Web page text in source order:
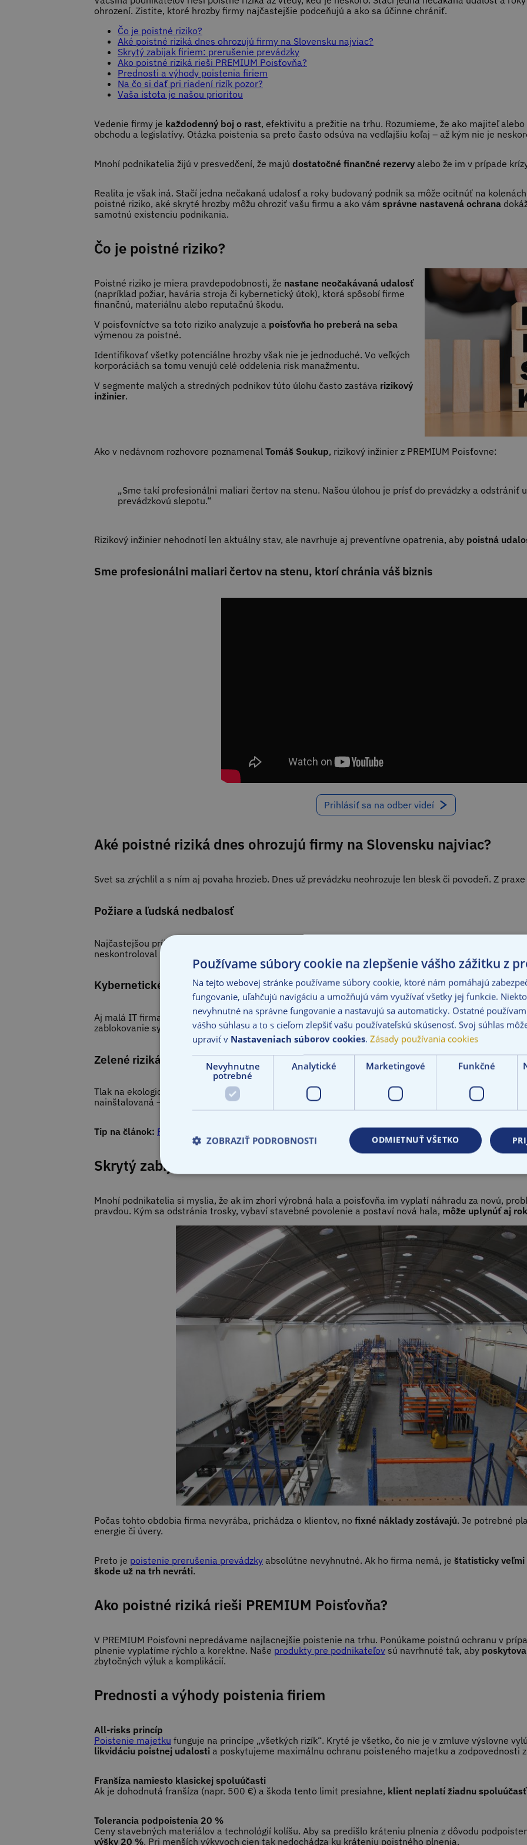
ohrození. Zistite, ktoré hrozby firmy najčastejšie podceňujú a ako sa účinne chrániť.
Čo je poistné riziko?
Aké poistné riziká dnes ohrozujú firmy na Slovensku najviac?
Skrytý zabijak firiem: prerušenie prevádzky
Ako poistné riziká rieši PREMIUM Poisťovňa?
Prednosti a výhody poistenia firiem
Na čo si dať pri riadení rizík pozor?
Vaša istota je našou prioritou
Vedenie firmy je každodenný boj o rast, efektivitu a prežitie na trhu. Rozumieme, že ako majiteľ
obchodu a legislatívy. Otázka poistenia sa preto často odsúva na vedľajšiu koľaj – až kým nie je
Mnohí podnikatelia žijú v presvedčení, že majú dostatočné finančné rezervy alebo že im v prípade
Realita je však iná. Stačí jedna nečakaná udalosť a roky budovaný podnik sa môže ocitnúť na
poistné riziko, aké skryté hrozby môžu ohroziť vašu firmu a ako vám správne nastavená ochrana
samotnú existenciu podnikania.
Čo je poistné riziko?
Poistné riziko je miera pravdepodobnosti, že nastane neočakávaná udalosť
(napríklad požiar, havária stroja či kybernetický útok), ktorá spôsobí firme
finančnú, materiálnu alebo reputačnú škodu.
V poisťovníctve sa toto riziko analyzuje a poisťovňa ho preberá na seba
výmenou za poistné.
Identifikovať všetky potenciálne hrozby však nie je jednoduché. Vo veľkých
korporáciách sa tomu venujú celé oddelenia risk manažmentu.
V segmente malých a stredných podnikov túto úlohu často zastáva rizikový
inžinier.
Ako v nedávnom rozhovore poznamenal Tomáš Soukup, rizikový inžinier z PREMIUM Poisťovne:
„Sme takí profesionálni maliari čertov na stenu. Našou úlohou je prísť do prevádzky a odstrániť
prevádzkovú slepotu.“
Rizikový inžinier nehodnotí len aktuálny stav, ale navrhuje aj preventívne opatrenia, aby poistná
Sme profesionálni maliari čertov na stenu, ktorí chránia váš biznis
Prihlásiť sa na odber videí
Aké poistné riziká dnes ohrozujú firmy na Slovensku najviac?
Svet sa zrýchlil a s ním aj povaha hrozieb. Dnes už prevádzku neohrozuje len blesk či povodeň. Z
Požiare a ľudská nedbalosť
Najčastejšou príčinou požiarov vo výrobe nie je vyššia moc, ale technická porucha a ľudský faktor.
neskontroloval pracovisko, odišiel domov a zapadnutá horúca častica môže v priebehu niekoľkých
Kybernetické útoky
Aj malá IT firma s dvomi zamestnancami môže čeliť obrovskej škode, ak dôjde kúniku klientskych dát
zablokovanie systémov hackermi (napr. formou ransomvéru) bývajú pre malé podniky likvidačné.
Zelené riziká (ESG a Green Deal)
Tlak na ekologické riešenia prináša nové typy hrozieb . Firmy si vo veľkom inštalujú solárne panely.
nainštalovaná – napríklad na streche z horľavých materiálov – riziko katastrofálneho požiaru výrazne
Tip na článok: Prieskum PREMIUM Poisťovne: 85 % malých firiem cíti, že podnikanie na Slovensku je
Skrytý zabijak firiem: prerušenie prevádzky
Mnohí podnikatelia si myslia, že ak im zhorí výrobná hala a poisťovňa im vyplatí náhradu za novú,
pravdou. Kým sa odstránia trosky, vybaví stavebné povolenie a postaví nová hala, môže uplynúť aj
Počas tohto obdobia firma nevyrába, prichádza o klientov, no fixné náklady zostávajú. Je potrebné
energie či úvery.
Preto je poistenie prerušenia prevádzky absolútne nevyhnutné. Ak ho firma nemá, je štatisticky
škode už na trh nevráti.
Ako poistné riziká rieši PREMIUM Poisťovňa?
V PREMIUM Poisťovni nepredávame najlacnejšie poistenie na trhu. Ponúkame poistnú ochranu v
plnenie vyplatíme rýchlo a korektne. Naše produkty pre podnikateľov sú navrhnuté tak, aby
zbytočných výluk a komplikácií.
Prednosti a výhody poistenia firiem
All-risks princíp
Poistenie majetku funguje na princípe „všetkých rizík“. Kryté je všetko, čo nie je v zmluve výslovne
likvidáciu poistnej udalosti a poskytujeme maximálnu ochranu poisteného majetku a zodpovednosti
Franšíza namiesto klasickej spoluúčasti
Ak je dohodnutá franšíza (napr. 500 €) a škoda tento limit presiahne, klient neplatí žiadnu spoluúčasť
Tolerancia podpoistenia 20 %
Ceny stavebných materiálov a technológií kolíšu. Aby sa predišlo kráteniu plnenia z dôvodu
výšky 20 %. Pri menších výkyvoch cien tak nedochádza ku kráteniu poistného plnenia.
Používame súbory cookie na zlepšenie vášho zážitku z
Na tejto webovej stránke používame súbory cookie, ktoré nám pomáhajú
fungovanie, uľahčujú navigáciu a umožňujú vám využívať všetky jej funkcie.
nevyhnutné na správne fungovanie a nastavujú sa automaticky. Ostatné
vášho súhlasu a to s cieľom zlepšiť vašu používateľskú skúsenosť. Svoj súhlas
upraviť v Nastaveniach súborov cookies. Zásady používania cookies
Nevyhnutne
potrebné
Analytické Marketingové Funkčné
ODMIETNUŤ VŠETKO
ZOBRAZIŤ PODROBNOSTI